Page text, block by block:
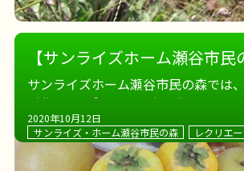
【サンライズホーム瀬谷市
願のおはぎ～
サンライズホーム瀬谷市民の森では
ぎ作りです
高齢の方も安心して召
がゆでおはぎ。 ご飯とあんこをラッ
とめて出来上がり
季節のフルーツ
満喫です
2020年10月12日
サンライズ・ホーム瀬谷市民の森 レクリエ